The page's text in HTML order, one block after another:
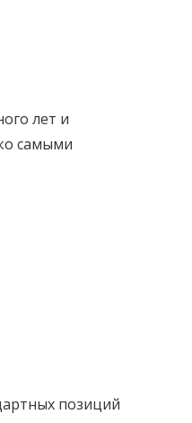
лет и
самыми
позиций